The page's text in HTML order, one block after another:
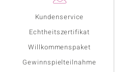
Kundenservice
Echtheitszertifikat
Willkommenspaket
Gewinnspielteilnahme